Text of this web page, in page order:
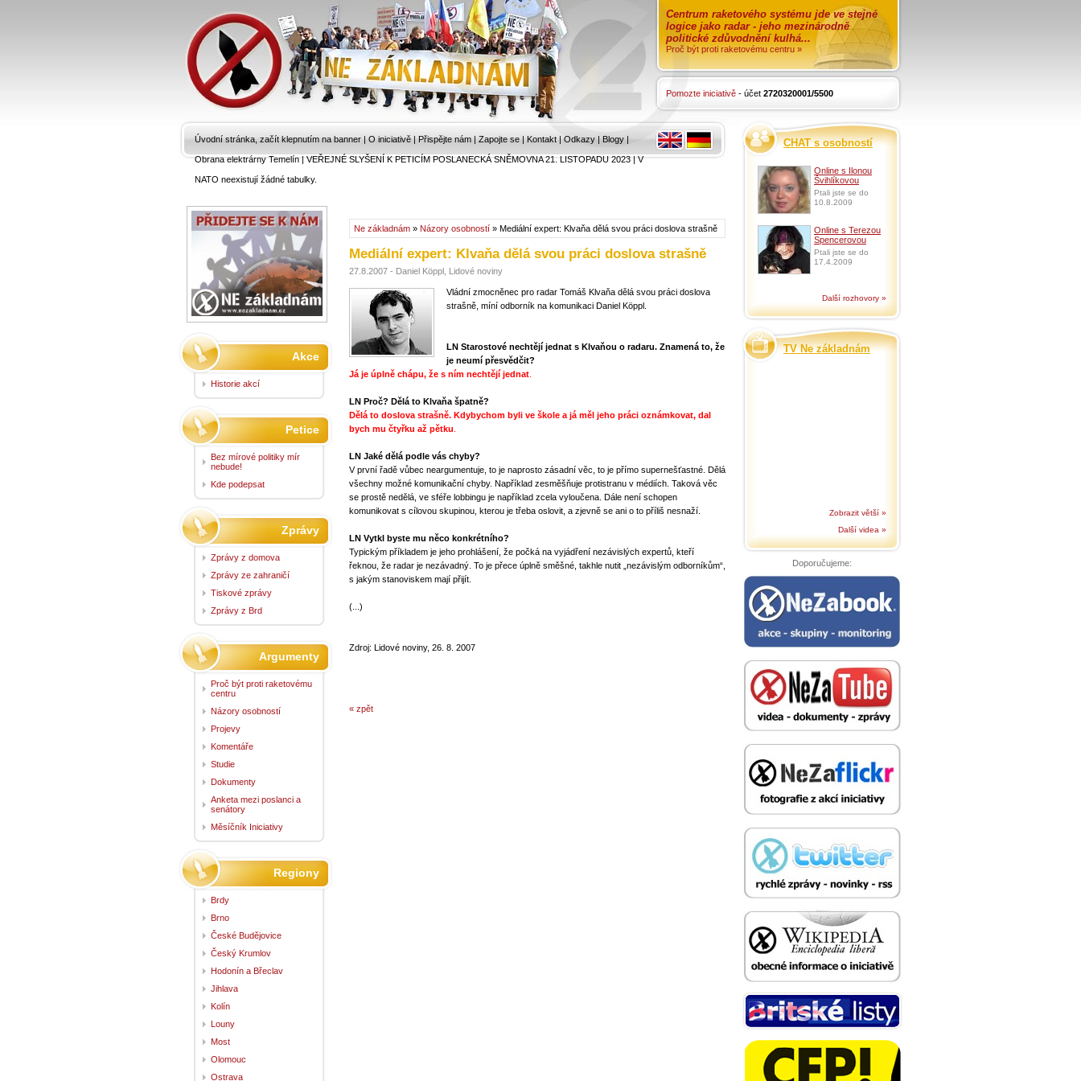
Centrum raketového systému jde ve stejné
logice jako radar - jeho mezinárodně
politické zdůvodnění kulhá...
Proč být proti raketovému centru »
Pomozte iniciativě - účet 2720320001/5500
Úvodní stránka, začít klepnutím na banner | O iniciativě | Přispějte nám | Zapojte se | Kontakt | Odkazy | Blogy |
Obrana elektrárny Temelín|VEŘEJNÉ SLYŠENÍ K PETICÍM POSLANECKÁ SNĚMOVNA 21. LISTOPADU 2023|V
NATO neexistují žádné tabulky.
Ne základnám » Názory osobností » Mediální expert: Klvaňa dělá svou práci doslova strašně
Mediální expert: Klvaňa dělá svou práci doslova strašně
27.8.2007 - Daniel Köppl, Lidové noviny
Vládní zmocněnec pro radar Tomáš Klvaňa dělá svou práci doslova
strašně, míní odborník na komunikaci Daniel Köppl.
LN Starostové nechtějí jednat s Klvaňou o radaru. Znamená to, že
je neumí přesvědčit?
Já je úplně chápu, že s ním nechtějí jednat
LN Proč? Dělá to Klvaňa špatně?
Dělá to doslova strašně. Kdybychom byli ve škole a já měl jeho práci oznámkovat, dal
bych mu čtyřku až pětku
LN Jaké dělá podle vás chyby?
V první řadě vůbec neargumentuje, to je naprosto zásadní věc, to je přímo supernešťastné. Dělá
všechny možné komunikační chyby. Například zesměšňuje protistranu v médiích. Taková věc
se prostě nedělá, ve sféře lobbingu je například zcela vyloučena. Dále není schopen
komunikovat s cílovou skupinou, kterou je třeba oslovit, a zjevně se ani o to příliš nesnaží.
LN Vytkl byste mu něco konkrétního?
Typickým příkladem je jeho prohlášení, že počká na vyjádření nezávislých expertů, kteří
řeknou, že radar je nezávadný. To je přece úplně směšné, takhle nutit „nezávislým odborníkům“,
s jakým stanoviskem mají přijít.
(...)
Zdroj: Lidové noviny, 26. 8. 2007
« zpět
Akce
Historie akcí
Petice
Bez mírové politiky mír
nebude!
Kde podepsat
Zprávy
Zprávy z domova
Zprávy ze zahraničí
Tiskové zprávy
Zprávy z Brd
Argumenty
Proč být proti raketovému
centru
Názory osobností
Projevy
Komentáře
Studie
Dokumenty
Anketa mezi poslanci a
senátory
Měsíčník Iniciativy
Regiony
Brdy
Brno
České Budějovice
Český Krumlov
Hodonín a Břeclav
Jihlava
Kolín
Louny
Most
Olomouc
Ostrava
CHAT s osobností
Online s Ilonou
Švihlíkovou
Ptali jste se do
10.8.2009
Online s Terezou
Spencerovou
Ptali jste se do
17.4.2009
Další rozhovory »
TV Ne základnám
Zobrazit větší »
Další videa »
Doporučujeme: